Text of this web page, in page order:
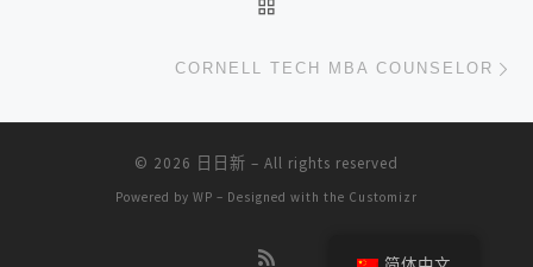
CORNELL TECH MBA COUNSELOR
© 2026 日日新 – All rights reserved
Powered by WP – Designed with the Customizr